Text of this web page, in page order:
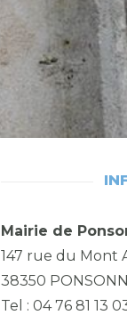
Mairie de
147 rue du Mont
38350
Tel : 04 76 81 13